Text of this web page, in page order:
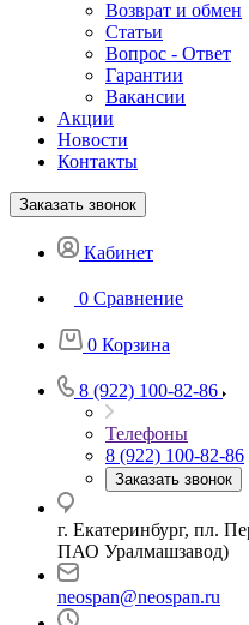
Возврат и обмен
Статьи
Вопрос - Ответ
Гарантии
Вакансии
Акции
Новости
Контакты
Заказать звонок
Кабинет
0 Сравнение
0 Корзина
8 (922) 100-82-86
Телефоны
8 (922) 100-82-86
Заказать звонок
г. Екатеринбург, пл.
ПАО Уралмашзавод)
neospan@neospan.ru